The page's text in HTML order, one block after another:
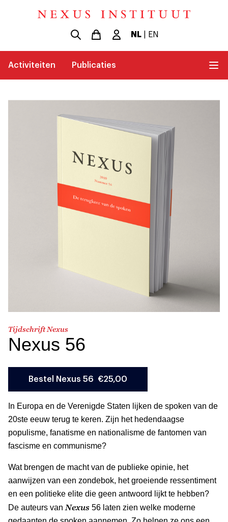
NL| EN
Activiteiten Publicaties
Tijdschrift Nexus
Nexus 56
In Europa en de Verenigde Staten lijken de spoken van de
20ste eeuw terug te keren. Zijn het hedendaagse
populisme, fanatisme en nationalisme de fantomen van
fascisme en communisme?
Wat brengen de macht van de publieke opinie, het
aanwijzen van een zondebok, het groeiende ressentiment
en een politieke elite die geen antwoord lijkt te hebben?
De auteurs van Nexus 56 laten zien welke moderne